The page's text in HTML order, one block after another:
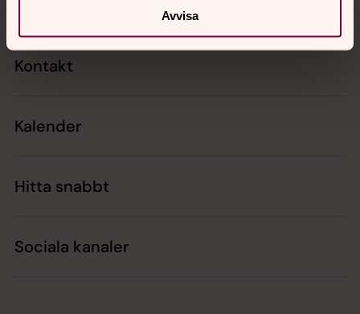
Avvisa
Kontakt
Kalender
Hitta snabbt
Sociala kanaler